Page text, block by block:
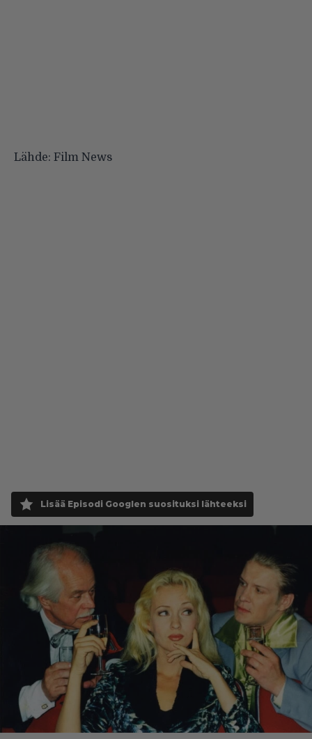
Lähde: Film News
Lisää Episodi Googlen suosituksi lähteeksi